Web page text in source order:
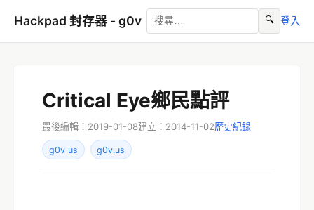
Hackpad 封存器 - g0v 🔍 登入
Critical Eye鄉民點評
最後編輯：2019-01-08建立：2014-11-02歷史紀錄
g0v us g0v.us